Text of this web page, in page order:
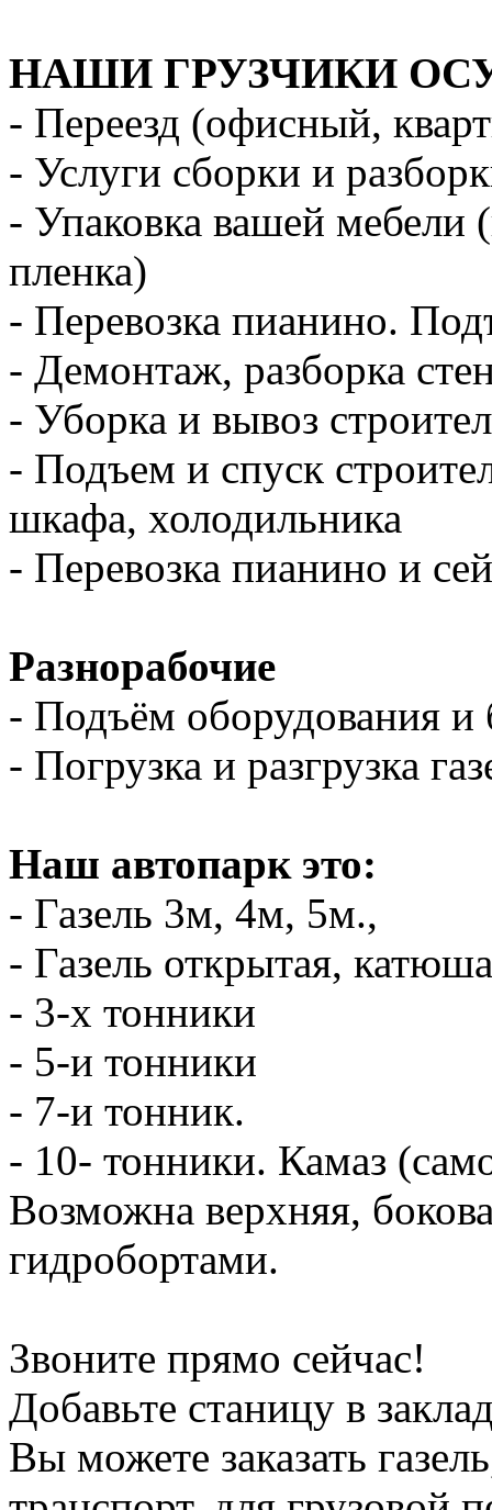
НАШИ ГРУЗЧИКИ
- Переезд (офисный,
- Услуги сборки и
- Упаковка вашей мебели
пленка)
- Перевозка пианино.
- Демонтаж, разборка
- Уборка и вывоз
- Подъем и спуск
шкафа, холодильника
- Перевозка пианино и
Разнорабочие
- Подъём оборудования и
- Погрузка и разгрузка
Наш автопарк это:
- Газель 3м, 4м, 5м.,
- Газель открытая,
- 3-х тонники
- 5-и тонники
- 7-и тонник.
- 10- тонники. Камаз
Возможна верхняя,
гидробортами.
Звоните прямо сейчас!
Добавьте станицу в
Вы можете заказать